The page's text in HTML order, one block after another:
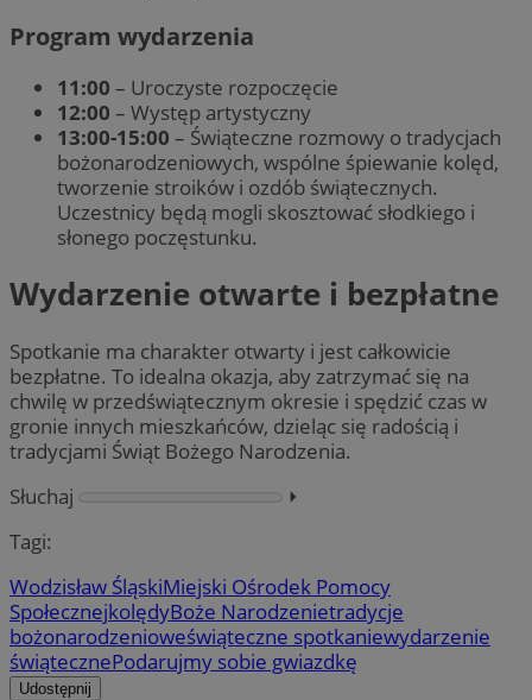
Program wydarzenia
11:00 – Uroczyste rozpoczęcie
12:00 – Występ artystyczny
13:00-15:00 – Świąteczne rozmowy o tradycjach
bożonarodzeniowych, wspólne śpiewanie kolęd,
tworzenie stroików i ozdób świątecznych.
Uczestnicy będą mogli skosztować słodkiego i
słonego poczęstunku.
Wydarzenie otwarte i bezpłatne
Spotkanie ma charakter otwarty i jest całkowicie
bezpłatne. To idealna okazja, aby zatrzymać się na
chwilę w przedświątecznym okresie i spędzić czas w
gronie innych mieszkańców, dzieląc się radością i
tradycjami Świąt Bożego Narodzenia.
Słuchaj
⏵︎
Tagi:
Wodzisław ŚląskiMiejski Ośrodek Pomocy
SpołecznejkolędyBoże Narodzenietradycje
bożonarodzenioweświąteczne spotkaniewydarzenie
świątecznePodarujmy sobie gwiazdkę
Udostępnij